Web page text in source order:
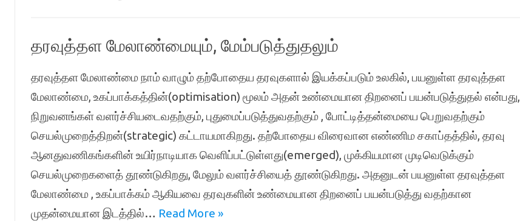
தரவுத்தள மேலாண்மையும், மேம்படுத்துதலும்
தரவுத்தள மேலாண்மை நாம் வாழும் தற்போதைய தரவுகளால் இயக்கப்படும் உலகில், பயனுள்ள தரவுத்தள
மேலாண்மை, உகப்பாக்கத்தின்(optimisation) மூலம் அதன் உண்மையான திறனைப் பயன்படுத்துதல் என்பது,
நிறுவனங்கள் வளர்ச்சியடைவதற்கும், புதுமைப்படுத்துவதற்கும் , போட்டித்தன்மையை பெறுவதற்கும்
செயல்முறைத்திறன்(strategic) கட்டாயமாகிறது. தற்போதைய விரைவான எண்ணிம சகாப்தத்தில், தரவு
ஆனதுவணிகங்களின் உயிர்நாடியாக வெளிப்பட்டுள்ளது(emerged), முக்கியமான முடிவெடுக்கும்
செயல்முறைகளைத் தூண்டுகிறது, மேலும் வளர்ச்சியைத் தூண்டுகிறது. அதனுடன் பயனுள்ள தரவுத்தள
மேலாண்மை , உகப்பாக்கம் ஆகியவை தரவுகளின் உண்மையான திறனைப் பயன்படுத்து வதற்கான
முதன்மையான இடத்தில்… Read More »